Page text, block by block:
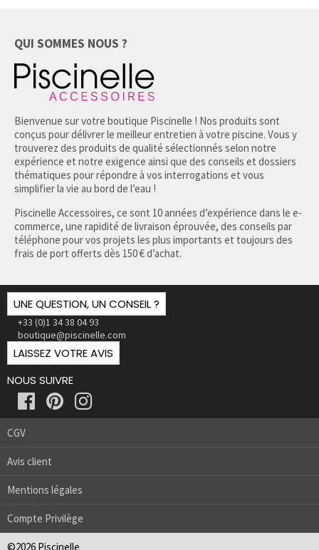
QUI SOMMES NOUS ?
Bienvenue sur votre boutique Piscinelle ! Nos produits sont
conçus pour délivrer le meilleur entretien à votre piscine. Vous y
trouverez des produits de qualité sélectionnés selon notre
expérience et notre exigence ainsi que des conseils et dossiers
thématiques pour répondre à vos interrogations et vous
simplifier la vie au bord de l’eau !
Piscinelle Accessoires, ce sont 10 années d’expérience dans le e-
commerce, une rapidité de livraison éprouvée, des conseils par
téléphone pour vos projets les plus importants et toujours des
frais de port offerts dès 150 € d’achat.
UNE QUESTION, UN CONSEIL ?
+33 (0)1 34 38 04 93
boutique@piscinelle.com
LAISSEZ VOTRE AVIS
NOUS SUIVRE
CGV
Avis client
Mentions légales
Compte Privilège
©2026 Piscinelle